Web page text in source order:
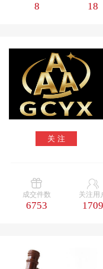
8 18
关 注
成交件数
6753
关注用
1709